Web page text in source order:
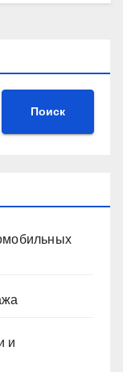
Поиск
и